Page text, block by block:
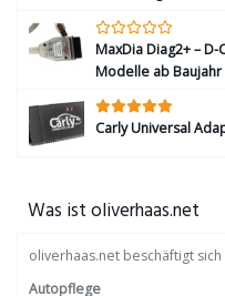
MaxDia Diag2+ – D-
Modelle ab Baujahr
Carly Universal
Was ist oliverhaas.net
oliverhaas.net beschäftigt
Autopflege